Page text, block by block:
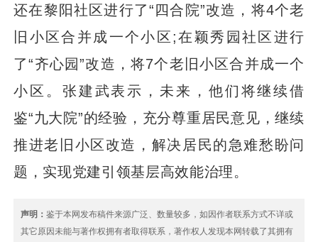
还在黎阳社区进行了“四合院”改造，将4个老
旧小区合并成一个小区;在颖秀园社区进行
了“齐心园”改造，将7个老旧小区合并成一个
小区。张建武表示，未来，他们将继续借
鉴“九大院”的经验，充分尊重居民意见，继续
推进老旧小区改造，解决居民的急难愁盼问
题，实现党建引领基层高效能治理。
声明：鉴于本网发布稿件来源广泛、数量较多，如因作者联系方式不详或
其它原因未能与著作权拥有者取得联系，著作权人发现本网转载了其拥有